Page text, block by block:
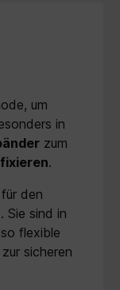
um
in
zum
.
den
Sie sind in
flexible
sicheren